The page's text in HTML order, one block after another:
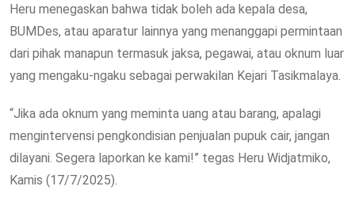
Heru menegaskan bahwa tidak boleh ada kepala desa,
BUMDes, atau aparatur lainnya yang menanggapi permintaan
dari pihak manapun termasuk jaksa, pegawai, atau oknum luar
yang mengaku-ngaku sebagai perwakilan Kejari Tasikmalaya.
“Jika ada oknum yang meminta uang atau barang, apalagi
mengintervensi pengkondisian penjualan pupuk cair, jangan
dilayani. Segera laporkan ke kami!” tegas Heru Widjatmiko,
Kamis (17/7/2025).